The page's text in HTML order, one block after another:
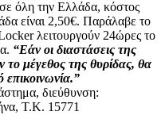
όλη την Ελλάδα, κόστος
είναι 2,50€. Παράλαβε το
λειτουργούν 24ώρες το
“Εάν οι διαστάσεις της
το μέγεθος της θυρίδας, θα
επικοινωνία.”
διεύθυνση:
Τ.Κ. 15771